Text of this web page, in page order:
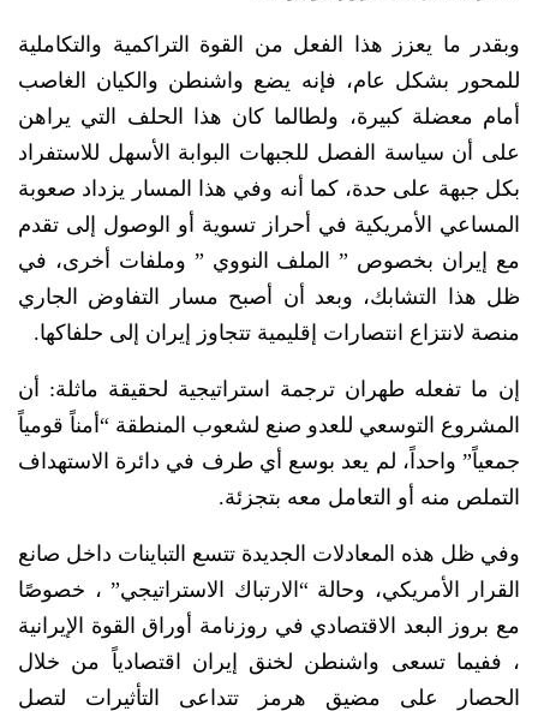
وبقدر ما يعزز هذا الفعل من القوة التراكمية والتكاملية
للمحور بشكل عام، فإنه يضع واشنطن والكيان الغاصب
أمام معضلة كبيرة، ولطالما كان هذا الحلف التي يراهن
على أن سياسة الفصل للجبهات البوابة الأسهل للاستفراد
بكل جبهة على حدة، كما أنه وفي هذا المسار يزداد صعوبة
المساعي الأمريكية في أحراز تسوية أو الوصول إلى تقدم
مع إيران بخصوص ” الملف النووي ” وملفات أخرى، في
ظل هذا التشابك، وبعد أن أصبح مسار التفاوض الجاري
منصة لانتزاع انتصارات إقليمية تتجاوز إيران إلى حلفاكها.
إن ما تفعله طهران ترجمة استراتيجية لحقيقة ماثلة: أن
المشروع التوسعي للعدو صنع لشعوب المنطقة “أمناً قومياً
جمعياً” واحداً، لم يعد بوسع أي طرف في دائرة الاستهداف
التملص منه أو التعامل معه بتجزئة.
وفي ظل هذه المعادلات الجديدة تتسع التباينات داخل صانع
القرار الأمريكي، وحالة “الارتباك الاستراتيجي” ، خصوصًا
مع بروز البعد الاقتصادي في روزنامة أوراق القوة الإيرانية
، ففيما تسعى واشنطن لخنق إيران اقتصادياً من خلال
الحصار على مضيق هرمز تتداعى التأثيرات لتصل